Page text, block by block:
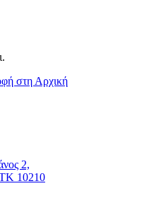
στη Αρχική
2,
10210